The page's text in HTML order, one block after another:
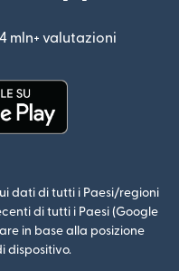
mln+ valutazioni
dati di tutti i Paesi/regioni
di tutti i Paesi (Google
in base alla posizione
dispositivo.